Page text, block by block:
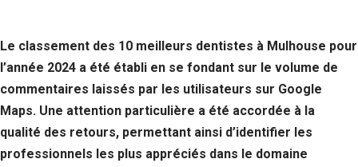
Le classement des 10 meilleurs dentistes à Mulhouse pour
l’année 2024 a été établi en se fondant sur le volume de
commentaires laissés par les utilisateurs sur Google
Maps. Une attention particulière a été accordée à la
qualité des retours, permettant ainsi d’identifier les
professionnels les plus appréciés dans le domaine